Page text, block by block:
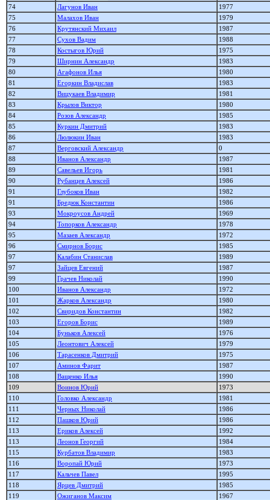
74
Лагунов Иван
1977
75
Малахов Иван
1979
76
Крутянский Михаил
1987
77
Сухов Вадим
1988
78
Костыгов Юрий
1975
79
Ширнин Александр
1983
80
Агафонов Илья
1980
81
Егоркин Владислав
1983
82
Вицукаев Владимир
1981
83
Крылов Виктор
1980
84
Розов Александр
1985
85
Куркин Дмитрий
1983
86
Люлюкин Иван
1983
87
Верговский Александр
0
88
Иванов Александр
1987
89
Савельев Игорь
1981
90
Рубанцев Алексей
1986
91
Глубоков Иван
1982
91
Бредюк Константин
1986
93
Мокроусов Андрей
1969
94
Топорков Александр
1978
95
Мазаев Александр
1972
96
Смирнов Борис
1985
97
Калабин Станислав
1989
97
Зайцев Евгений
1987
99
Грачев Николай
1990
100
Иванов Александр
1972
101
Жарков Александр
1980
102
Свиридов Константин
1982
103
Егоров Борис
1989
104
Буньков Алексей
1976
105
Леонтович Алексей
1979
106
Тарасенков Дмитрий
1975
107
Аминов Фарит
1987
108
Ващенко Илья
1990
109
Воинов Юрий
1973
110
Головко Александр
1981
111
Черных Николай
1986
112
Пашков Юрий
1986
113
Ериков Алексей
1992
113
Леонов Георгий
1984
115
Курбатов Владимир
1983
116
Воропай Юрий
1973
117
Кальчев Павел
1995
118
Ярцев Дмитрий
1985
119
Ожиганов Максим
1967